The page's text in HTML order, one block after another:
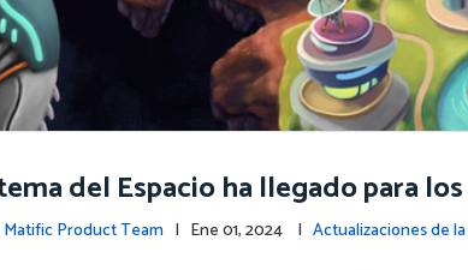
del Espacio ha llegado para
Matific Product Team | Ene 01, 2024 | Actualizaciones de